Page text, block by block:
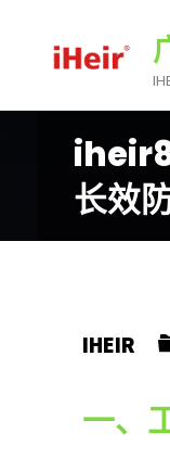
内
iheir8
长效
IHEIR
一、